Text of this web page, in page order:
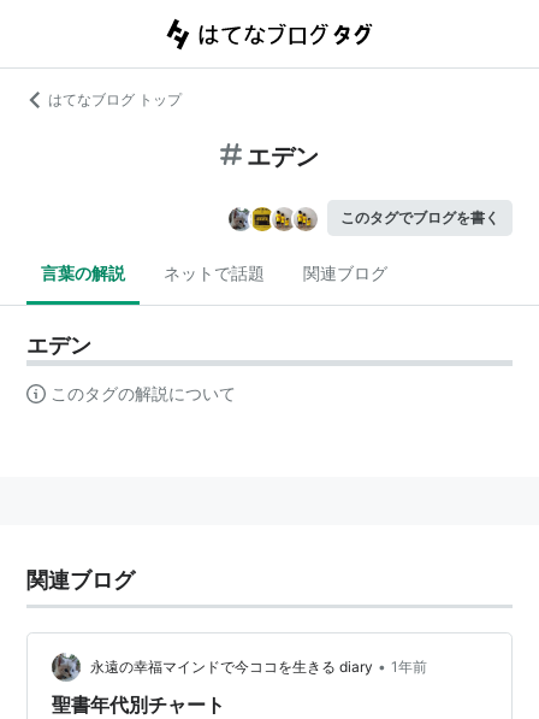
はてなブログ トップ
エデン
このタグでブログを書く
言葉の解説 ネットで話題 関連ブログ
エデン
このタグの解説について
関連ブログ
永遠の幸福マインドで今ココを生きる diary • 1年前
聖書年代別チャート